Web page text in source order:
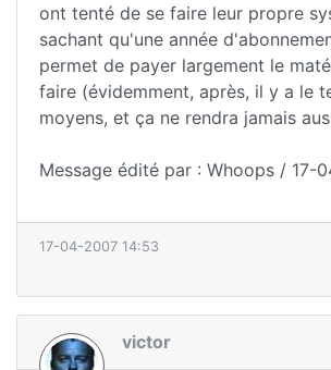
ont tenté de se faire leur propre
sachant qu'une année
permet de payer largement le
faire (évidemment, après, il y a le
moyens, et ça ne rendra jamais
Message édité par : Whoops / 17-
17-04-2007 14:53
victor